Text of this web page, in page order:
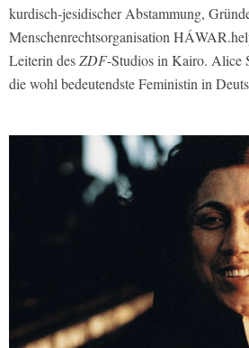
kurdisch-jesidischer Abstammung,
Menschenrechtsorganisation
Leiterin desZDF-Studios in Kairo. Alice
die wohl bedeutendste Feministin in